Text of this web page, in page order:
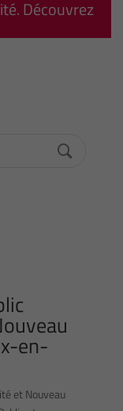
Découvrez
en-
et Nouveau